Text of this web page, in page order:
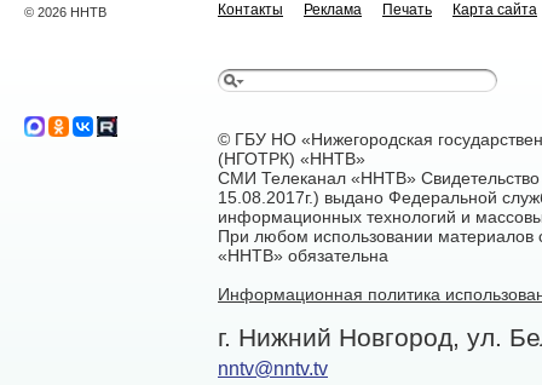
© 2026 ННТВ Контакты Реклама Печать Карта сайта
© ГБУ НО «Нижегородская
(НГОТРК) «ННТВ»
СМИ Телеканал «ННТВ»
15.08.2017г.) выдано Федеральной
информационных технологий и
При любом использовании материалов
«ННТВ» обязательна
Информационная политика
г. Нижний Новгород, ул.
nntv@nntv.tv